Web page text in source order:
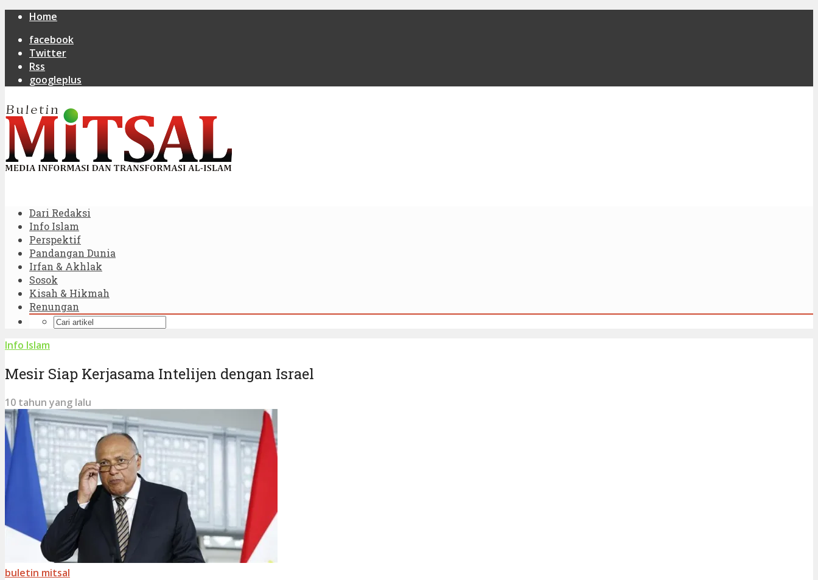
Home
facebook
Twitter
Rss
googleplus
Dari Redaksi
Info Islam
Perspektif
Pandangan Dunia
Irfan & Akhlak
Sosok
Kisah & Hikmah
Renungan
Info Islam
Mesir Siap Kerjasama Intelijen dengan Israel
10 tahun yang lalu
buletin mitsal